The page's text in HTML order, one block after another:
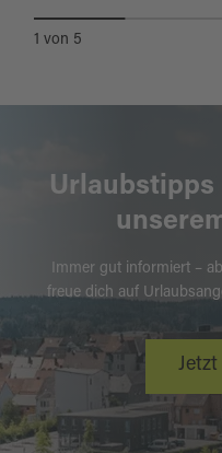
1 von 5
Immer gut informiert –
freue dich auf